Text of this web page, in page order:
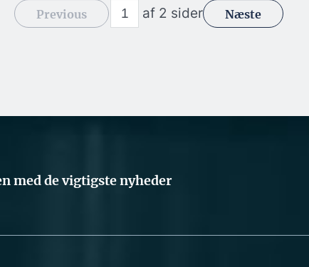
Previous af 2 sider Næste
med de vigtigste nyheder